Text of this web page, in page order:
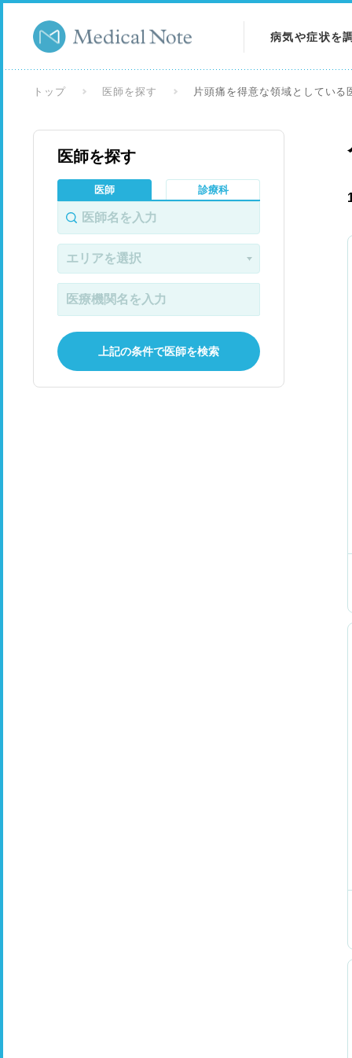
病気や症状を
トップ 医師を探す 片頭痛を得意な領域としている
医師を探す
医師 診療科
上記の条件で医師を検索